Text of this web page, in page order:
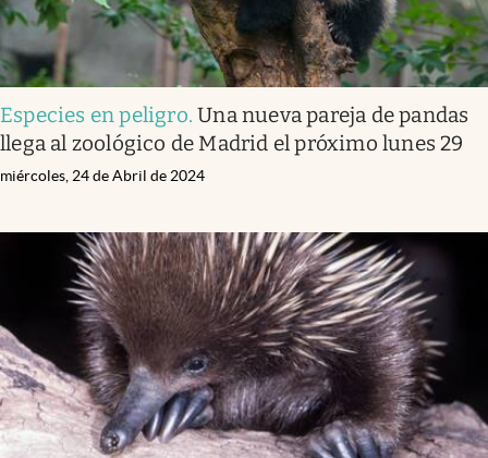
Especies en peligro.Una nueva pareja de pandas
llega al zoológico de Madrid el próximo lunes 29
miércoles, 24 de Abril de 2024